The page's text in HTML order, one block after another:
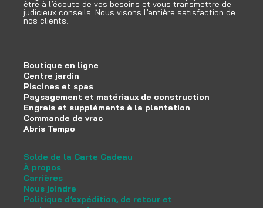
être à l’écoute de vos besoins et vous transmettre de
judicieux conseils. Nous visons l’entière satisfaction de
nos clients.
Boutique en ligne
Centre jardin
Piscines et spas
Paysagement et matériaux de construction
Engrais et suppléments à la plantation
Commande de vrac
Abris Tempo
Solde de la Carte Cadeau
À propos
Carrières
Nous joindre
Politique d’expédition, de retour et